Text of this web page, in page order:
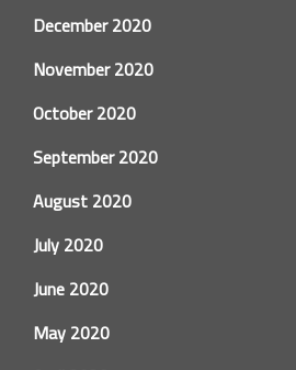
December 2020
November 2020
October 2020
September 2020
August 2020
July 2020
June 2020
May 2020